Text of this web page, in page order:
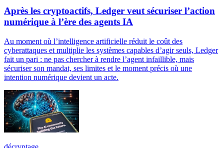
Après les cryptoactifs, Ledger veut sécuriser l’action
numérique à l’ère des agents IA
Au moment où l’intelligence artificielle réduit le coût des
cyberattaques et multiplie les systèmes capables d’agir seuls, Ledger
fait un pari : ne pas chercher à rendre l’agent infaillible, mais
sécuriser son mandat, ses limites et le moment précis où une
intention numérique devient un acte.